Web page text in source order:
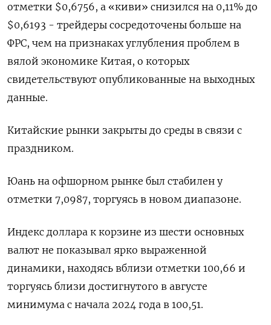
отметки $0,6756​, а «киви» снизился на 0,11% до
$0,6193​ - трейдеры сосредоточены больше на
ФРС, чем на признаках углубления проблем в
вялой экономике Китая, о которых
свидетельствуют опубликованные на выходных
данные.
Китайские рынки закрыты до среды в связи с
праздником.
Юань на офшорном рынке был стабилен у
отметки 7,0987, торгуясь в новом диапазоне.
Индекс доллара к корзине из шести основных
валют не показывал ярко выраженной
динамики, находясь вблизи отметки 100,66​ и
торгуясь близи достигнутого в августе
минимума с начала 2024 года в 100,51.